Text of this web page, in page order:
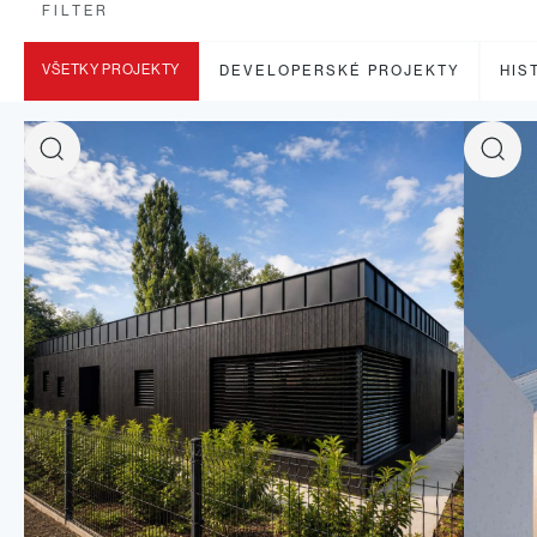
FILTER
VŠETKY PROJEKTY DEVELOPERSKÉ PROJEKTY